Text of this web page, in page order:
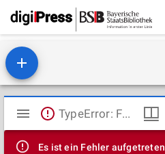
Mirador
Viewer
TypeError: Failed to fetch
Es ist ein Fehler aufgetreten